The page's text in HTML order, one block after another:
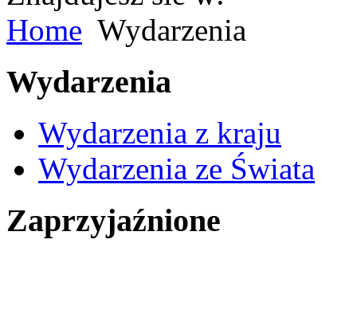
Home Wydarzenia
Wydarzenia
Wydarzenia z kraju
Wydarzenia ze Świata
Zaprzyjaźnione